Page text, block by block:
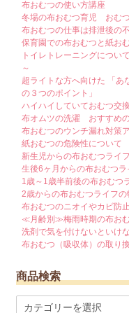
布おむつの使い方講座
冬場の布おむつ育児 おむ
布おむつの仕事は排泄後の
保育園での布おむつと紙お
トイレトレーニングについ
～
超ライトな方へ向けた 「あ
の３つのポイント」
ハイハイしていておむつ交
布オムツの洗濯 おすすめの
布おむつのウンチ漏れ対策
紙おむつの危険性について
新生児からの布おむつライ
生後6ヶ月からの布おむつラ
1歳～1歳半前後の布おむつ
2歳からの布おむつライフの
布おむつのニオイやカビ防
≪月齢別≫梅雨時期の布お
洗剤で気を付けないといけ
布おむつ（吸収体）の取り
商品検索